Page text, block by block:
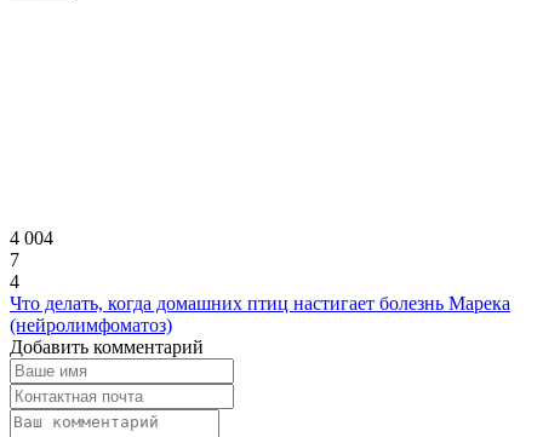
4 004
7
4
Что делать, когда домашних птиц настигает болезнь Марека
(нейролимфоматоз)
Добавить комментарий